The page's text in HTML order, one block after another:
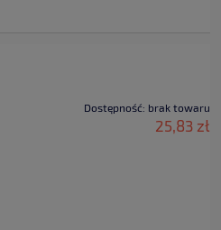
Dostępność: brak towaru
25,83 zł